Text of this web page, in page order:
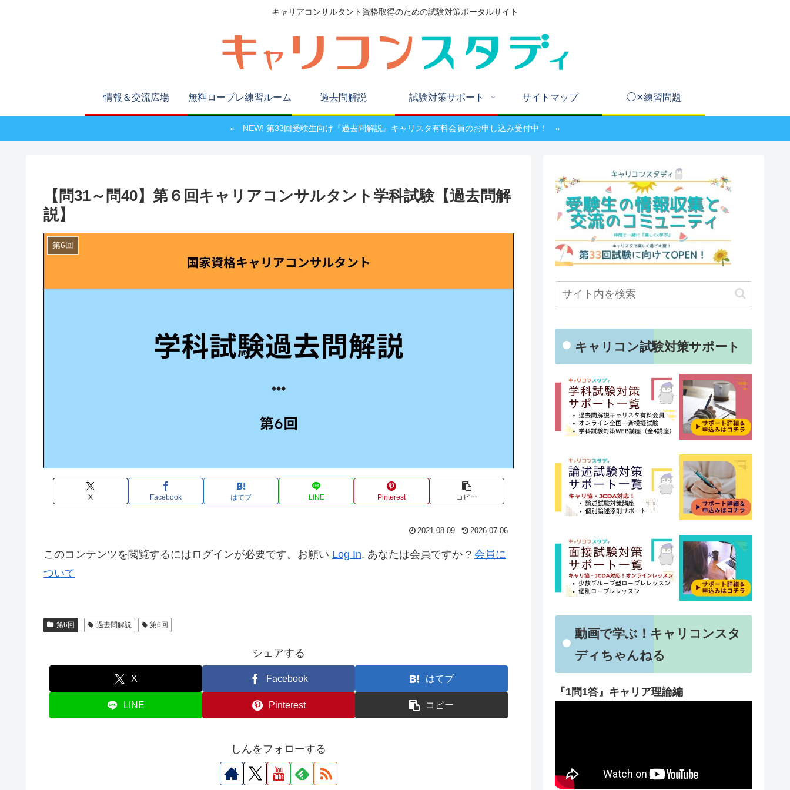
キャリアコンサルタント資格取得のための試験対策ポータルサイト
情報＆交流広場 無料ロープレ練習ルーム 過去問解説 試験対策サポート サイトマップ ◯✕練習問題
» NEW! 第33回受験生向け『過去問解説』キャリスタ有料会員のお申し込み受付中！ «
【問31～問40】第６回キャリアコンサルタント学科試験【過去問解
説】
第6回
X Facebook はてブ LINE Pinterest コピー
2021.08.09 2026.07.06
このコンテンツを閲覧するにはログインが必要です。お願い Log In. あなたは会員ですか ? 会員に
ついて
第6回 過去問解説 第6回
シェアする
X Facebook はてブ
LINE Pinterest コピー
しんをフォローする
キャリコン試験対策サポート
動画で学ぶ！キャリコンスタ
ディちゃんねる
『1問1答』キャリア理論編